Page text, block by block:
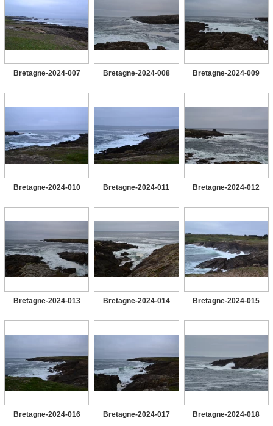
Bretagne-2024-007 Bretagne-2024-008 Bretagne-2024-009
Bretagne-2024-010 Bretagne-2024-011 Bretagne-2024-012
Bretagne-2024-013 Bretagne-2024-014 Bretagne-2024-015
Bretagne-2024-016 Bretagne-2024-017 Bretagne-2024-018